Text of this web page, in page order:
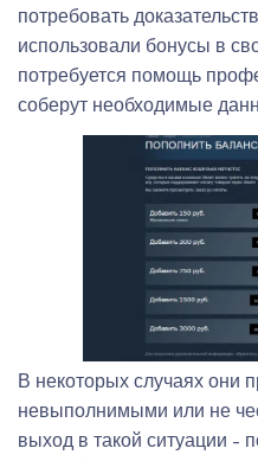
потребовать
использовали бонусы в
потребуется помощь
соберут необходимые
В некоторых случаях они
невыполнимыми или не
выход в такой ситуации –